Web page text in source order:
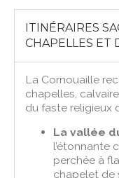
ITINÉRAIRES
CHAPELLES ET
La Cornouaille
chapelles,
du faste religieux
La vallée
l’étonnante
perchée à
chapelet de